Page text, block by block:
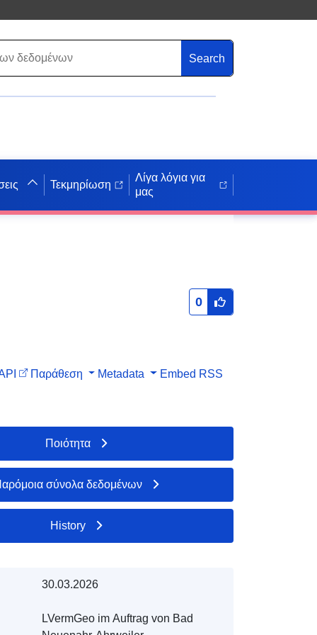
Search
Τεκμηρίωση
Λίγα λόγια για
μας
0
Παράθεση Metadata Embed RSS
Ποιότητα
σύνολα δεδομένων
History
30.03.2026
LVermGeo im Auftrag von Bad